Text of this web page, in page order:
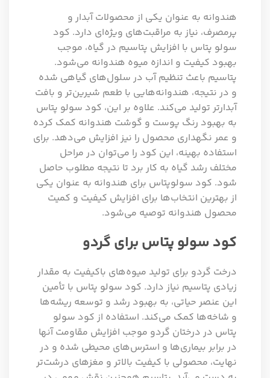
هندوانه به عنوان یکی از محصولات آبدار و
پرمصرف، نیاز به مراقبت‌های ویژه‌ای دارد. کود
سولو پتاس با افزایش پتاسیم در گیاه، موجب
بهبود کیفیت و اندازه میوه هندوانه می‌شود.
پتاسیم باعث تنظیم آب در سلول‌های گیاهی شده
و در نتیجه، هندوانه‌هایی با طعم شیرین‌تر و بافت
آبدارتر تولید می‌کند. علاوه بر این، کود سولو پتاس
به بهبود رنگ پوست و گوشت هندوانه کمک کرده
و عمر نگهداری محصول را نیز افزایش می‌دهد. برای
استفاده بهینه، این کود را می‌توان در مراحل
مختلف رشد گیاه به کار برد تا نتیجه مطلوب حاصل
شود. کود سولوپتاس برای هندوانه به عنوان یکی
از بهترین انتخاب‌ها برای افزایش کیفیت و کمیت
محصول هندوانه توصیه می‌شود.
کود سولو پتاس برای گردو
درخت گردو برای تولید میوه‌های باکیفیت به مقدار
زیادی پتاسیم نیاز دارد. کود سولو پتاس با تأمین
این عنصر حیاتی، به بهبود رشد و توسعه ریشه‌ها
و شاخه‌ها کمک می‌کند. استفاده از کود سولو
پتاس در درختان گردو موجب افزایش مقاومت آنها
در برابر بیماری‌ها و استرس‌های محیطی شده و در
نهایت، محصولی با کیفیت بالاتر و مغزهای درشت‌تر